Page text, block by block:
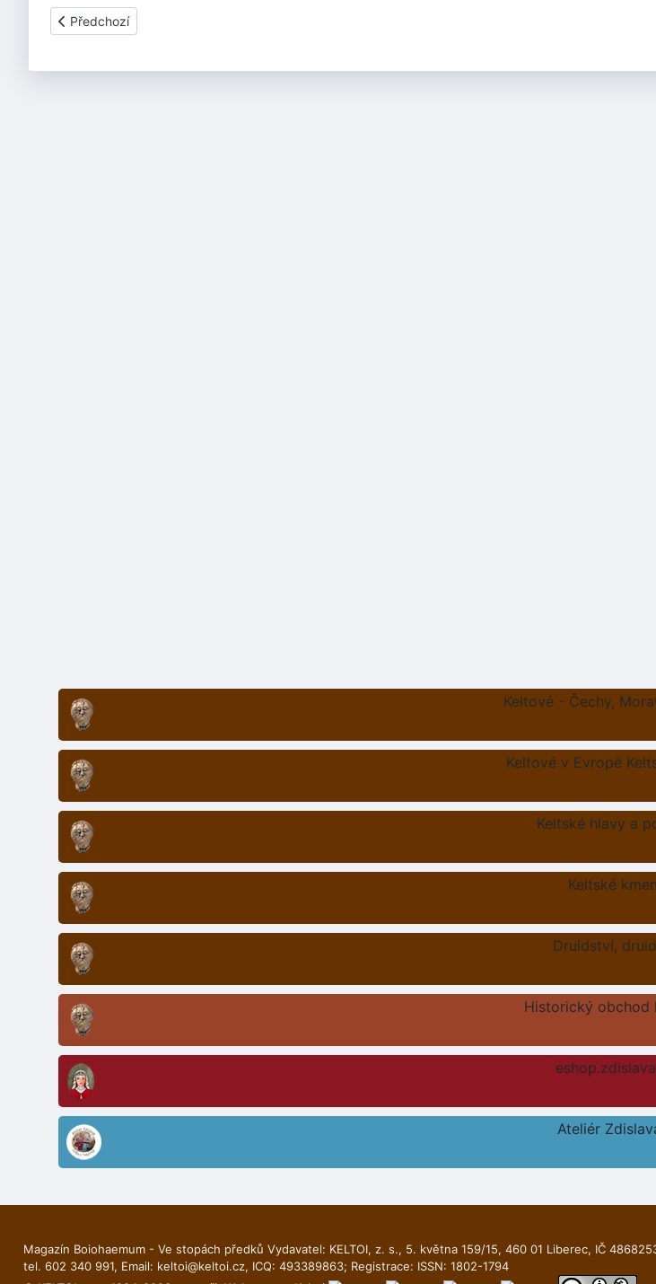
Předchozí článek: PF 2002
Předchozí
Keltové - Čechy,
Keltové v Evropě
Keltské hlavy a
Keltské
Druidství,
Historický obchod
Ateliér
Magazín Boiohaemum - Ve stopách předků Vydavatel: KELTOI, z. s., 5. května 159/15, 460 01 Liberec, IČ
tel. 602 340 991, Email: keltoi@keltoi.cz, ICQ: 493389863; Registrace: ISSN: 1802-1794